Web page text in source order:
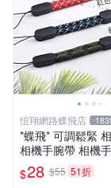
愷翔網路蝶飛店
*蝶飛* 可調鬆緊
相機手腕帶 相機
電筒掛繩 對講機
繩 手機掛繩
$28 $55 51折